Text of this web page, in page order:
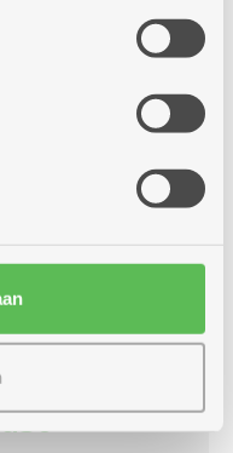
gebruik van onze
met andere